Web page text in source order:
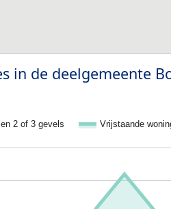
in de deelgemeente
2 of 3 gevels Vrijstaande